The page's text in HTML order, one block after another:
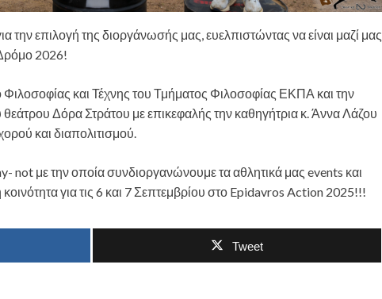
την επιλογή της διοργάνωσής μας, ευελπιστώντας να είναι μαζί μας
2026!
Φιλοσοφίας και Τέχνης του Τμήματος Φιλοσοφίας ΕΚΠΑ και την
Δόρα Στράτου με επικεφαλής την καθηγήτρια κ. Άννα Λάζου
και διαπολιτισμού.
not με την οποία συνδιοργανώνουμε τα αθλητικά μας events και
κοινότητα για τις 6 και 7 Σεπτεμβρίου στο Epidavros Action 2025!!!
Tweet